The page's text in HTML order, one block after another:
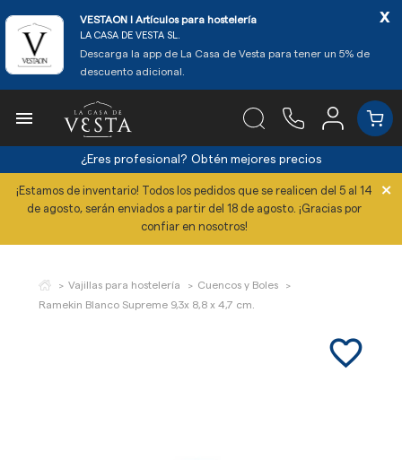
VESTAON l Artículos para hostelería
LA CASA DE VESTA SL.
Descarga la app de La Casa de Vesta para tener un 5% de
descuento adicional.
x

¿Eres profesional? Obtén mejores precios
¡Estamos de inventario! Todos los pedidos que se realicen del 5 al 14
de agosto, serán enviados a partir del 18 de agosto. ¡Gracias por
confiar en nosotros!
×
Vajillas para hostelería
Cuencos y Boles
Ramekin Blanco Supreme 9,3x 8,8 x 4,7 cm.
favorite_border